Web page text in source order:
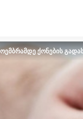
ქონების